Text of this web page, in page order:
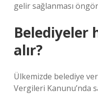
gelir sağlanması
Belediyeler
alır?
Ülkemizde belediye
Vergileri Kanunu’nda